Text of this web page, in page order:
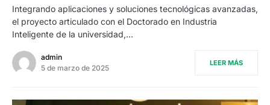
Integrando aplicaciones y soluciones tecnológicas avanzadas,
el proyecto articulado con el Doctorado en Industria
Inteligente de la universidad,…
admin
5 de marzo de 2025
LEER MÁS